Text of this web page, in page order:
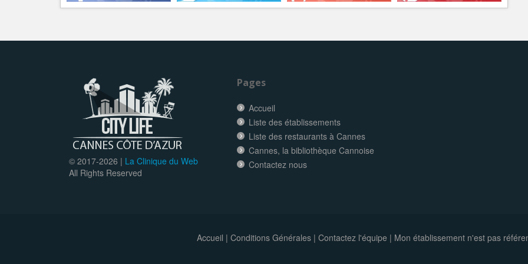
© 2017-2026 | La Clinique du Web
All Rights Reserved
Pages
Accueil
Liste des établissements
Liste des restaurants à Cannes
Cannes, la bibliothèque Cannoise
Contactez nous
Accueil | Conditions Générales| Contactez l'équipe | Mon établissement n'est pas